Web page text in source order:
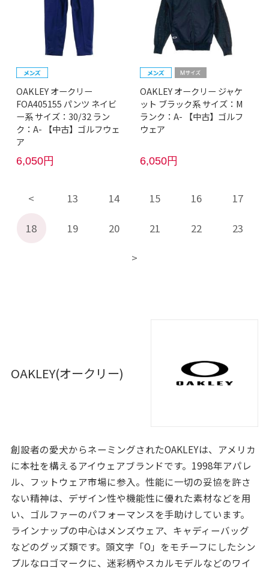
OAKLEY オークリー
FOA405155 パンツ ネイビ
ー系 サイズ：30/32 ラン
ク：A- 【中古】ゴルフウェ
ア
6,050円
OAKLEY オークリー ジャケ
ット ブラック系 サイズ：M
ランク：A- 【中古】ゴルフ
ウェア
6,050円
13 14 15 16 17
18 19 20 21 22 23
OAKLEY(オークリー)
創設者の愛犬からネーミングされたOAKLEYは、アメリカ
に本社を構えるアイウェアブランドです。1998年アパレ
ル、フットウェア市場に参入。性能に一切の妥協を許さ
ない精神は、デザイン性や機能性に優れた素材などを用
い、ゴルファーのパフォーマンスを手助けしています。
ラインナップの中心はメンズウェア、キャディーバッグ
などのグッズ類です。頭文字「O」をモチーフにしたシン
プルなロゴマークに、迷彩柄やスカルモデルなどのワイ